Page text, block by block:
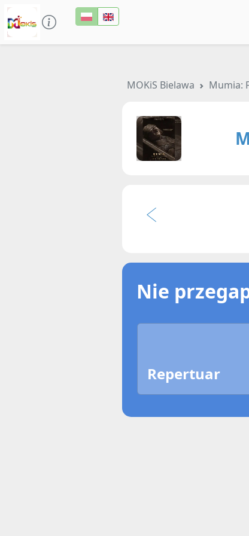
MOKiS Bielawa Mumia:
Nie
Repertuar